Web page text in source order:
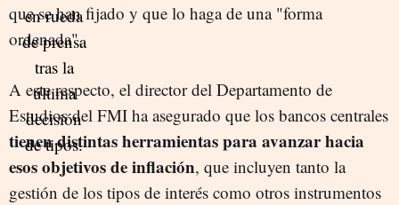
que se han fijado y que lo haga de una "forma
ordenada".
A este respecto, el director del Departamento de
Estudios del FMI ha asegurado que los bancos centrales
tienen distintas herramientas para avanzar hacia
esos objetivos de inflación, que incluyen tanto la
gestión de los tipos de interés como otros instrumentos